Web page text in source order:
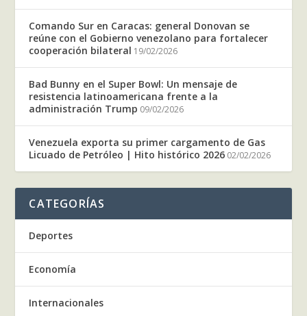
Comando Sur en Caracas: general Donovan se
reúne con el Gobierno venezolano para fortalecer
cooperación bilateral 19/02/2026
Bad Bunny en el Super Bowl: Un mensaje de
resistencia latinoamericana frente a la
administración Trump 09/02/2026
Venezuela exporta su primer cargamento de Gas
Licuado de Petróleo | Hito histórico 2026 02/02/2026
CATEGORÍAS
Deportes
Economía
Internacionales